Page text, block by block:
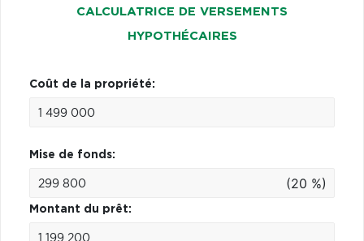
CALCULATRICE DE VERSEMENTS
HYPOTHÉCAIRES
Coût de la propriété:
Mise de fonds:
(20 %)
Montant du prêt: